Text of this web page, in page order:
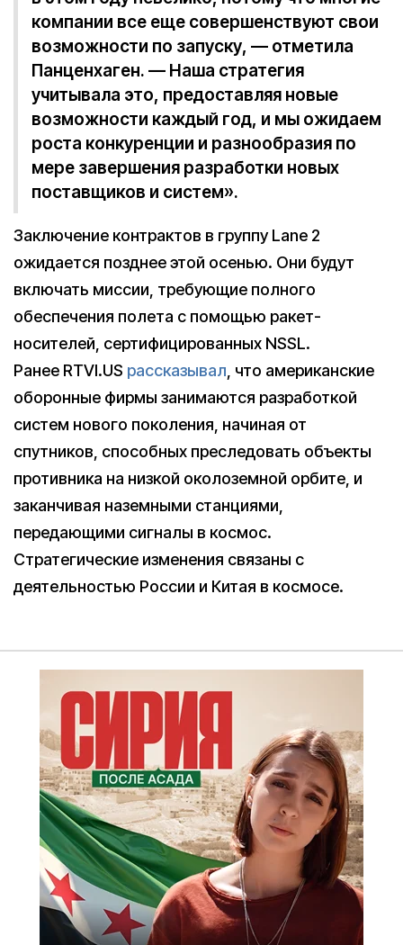
компании все еще совершенствуют свои
возможности по запуску, — отметила
Панценхаген. — Наша стратегия
учитывала это, предоставляя новые
возможности каждый год, и мы ожидаем
роста конкуренции и разнообразия по
мере завершения разработки новых
поставщиков и систем».
Заключение контрактов в группу Lane 2
ожидается позднее этой осенью. Они будут
включать миссии, требующие полного
обеспечения полета с помощью ракет-
носителей, сертифицированных NSSL.
Ранее RTVI.US рассказывал, что американские
оборонные фирмы занимаются разработкой
систем нового поколения, начиная от
спутников, способных преследовать объекты
противника на низкой околоземной орбите, и
заканчивая наземными станциями,
передающими сигналы в космос.
Стратегические изменения связаны с
деятельностью России и Китая в космосе.